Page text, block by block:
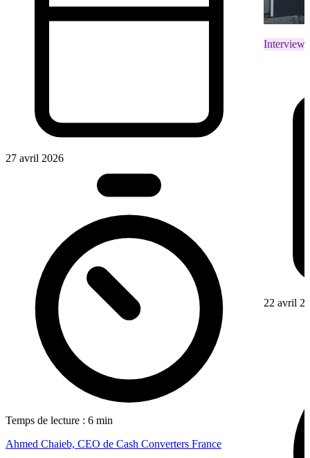
27 avril 2026
Temps de lecture : 6 min
Ahmed Chaieb, CEO de Cash Converters France
Interviews
22 avril